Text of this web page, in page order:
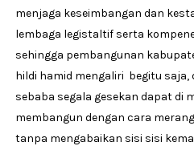
menjaga keseimbangan dan
lembaga legistaltif serta
sehingga pembangunan
hildi hamid mengaliri begitu
sebaba segala gesekan dapat di
membangun dengan cara
tanpa mengabaikan sisi sisi